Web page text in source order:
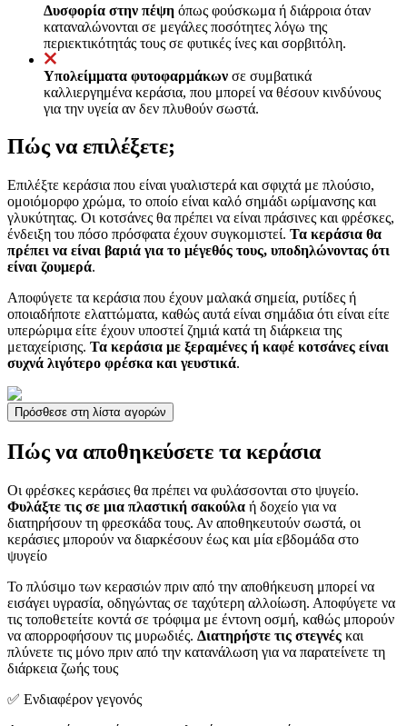
Δυσφορία στην πέψη όπως φούσκωμα ή διάρροια όταν
καταναλώνονται σε μεγάλες ποσότητες λόγω της
περιεκτικότητάς τους σε φυτικές ίνες και σορβιτόλη.
Υπολείμματα φυτοφαρμάκων σε συμβατικά
καλλιεργημένα κεράσια, που μπορεί να θέσουν κινδύνους
για την υγεία αν δεν πλυθούν σωστά.
Πώς να επιλέξετε;
Επιλέξτε κεράσια που είναι γυαλιστερά και σφιχτά με πλούσιο,
ομοιόμορφο χρώμα, το οποίο είναι καλό σημάδι ωρίμανσης και
γλυκύτητας. Οι κοτσάνες θα πρέπει να είναι πράσινες και φρέσκες,
ένδειξη του πόσο πρόσφατα έχουν συγκομιστεί. Τα κεράσια θα
πρέπει να είναι βαριά για το μέγεθός τους, υποδηλώνοντας ότι
είναι ζουμερά.
Αποφύγετε τα κεράσια που έχουν μαλακά σημεία, ρυτίδες ή
οποιαδήποτε ελαττώματα, καθώς αυτά είναι σημάδια ότι είναι είτε
υπερώριμα είτε έχουν υποστεί ζημιά κατά τη διάρκεια της
μεταχείρισης. Τα κεράσια με ξεραμένες ή καφέ κοτσάνες είναι
συχνά λιγότερο φρέσκα και γευστικά.
Πρόσθεσε στη λίστα αγορών
Πώς να αποθηκεύσετε τα κεράσια
Οι φρέσκες κεράσιες θα πρέπει να φυλάσσονται στο ψυγείο.
Φυλάξτε τις σε μια πλαστική σακούλα ή δοχείο για να
διατηρήσουν τη φρεσκάδα τους. Αν αποθηκευτούν σωστά, οι
κεράσιες μπορούν να διαρκέσουν έως και μία εβδομάδα στο
ψυγείο
Το πλύσιμο των κερασιών πριν από την αποθήκευση μπορεί να
εισάγει υγρασία, οδηγώντας σε ταχύτερη αλλοίωση. Αποφύγετε να
τις τοποθετείτε κοντά σε τρόφιμα με έντονη οσμή, καθώς μπορούν
να απορροφήσουν τις μυρωδιές. Διατηρήστε τις στεγνές και
πλύνετε τις μόνο πριν από την κατανάλωση για να παρατείνετε τη
διάρκεια ζωής τους
✅ Ενδιαφέρον γεγονός